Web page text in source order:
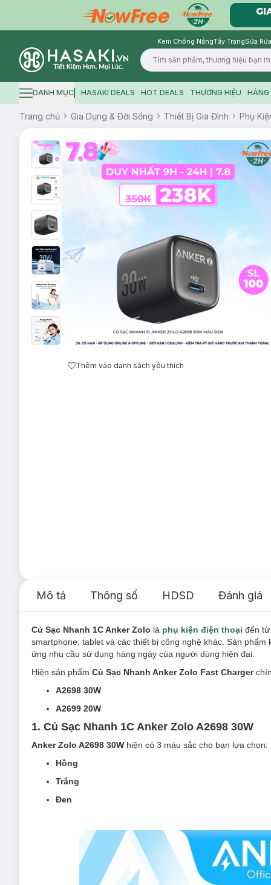
Kem Chống NắngTẩy TrangSữa
Logo
Hamburger icon
DANH MỤC HASAKI DEALS HOT DEALS THƯƠNG HIỆU HÀNG
Trang chủ Gia Dụng & Đời Sống Thiết Bị Gia Đình Phụ
Thêm vào danh sách yêu thích
Mô tả Thông số HDSD Đánh giá
Củ Sạc Nhanh 1C Anker Zolo là phụ kiện điện thoại đến
smartphone, tablet và các thiết bị công nghệ khác. Sản
ứng nhu cầu sử dụng hàng ngày của người dùng hiện đại.
Hiện sản phẩm Củ Sạc Nhanh Anker Zolo Fast Charger
A2698 30W
A2699 20W
1. Củ Sạc Nhanh 1C Anker Zolo A2698 30W
Anker Zolo A2698 30W hiện có 3 màu sắc cho bạn lựa chọn:
Hồng
Trắng
Đen